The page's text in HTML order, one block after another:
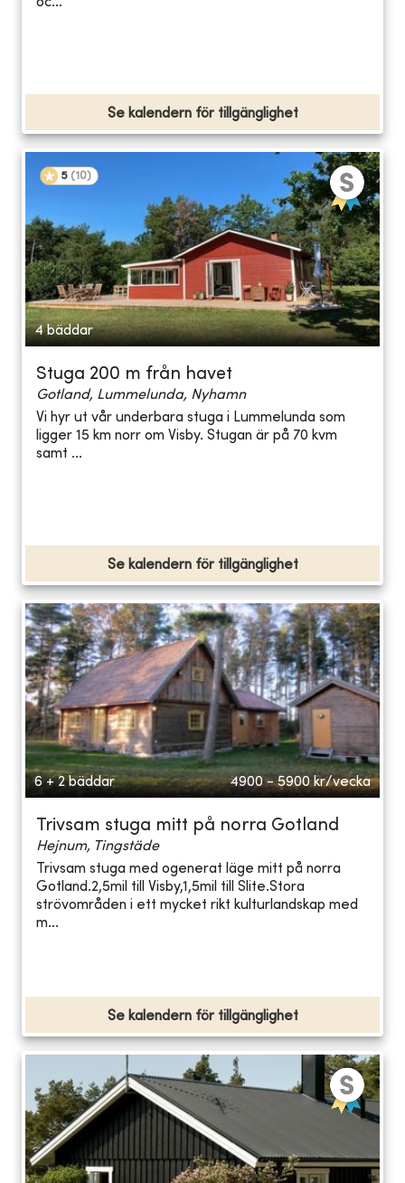
oc...
Se kalendern för tillgänglighet
5 (10)
4 bäddar
Stuga 200 m från havet
Gotland, Lummelunda, Nyhamn
Vi hyr ut vår underbara stuga i Lummelunda som
ligger 15 km norr om Visby. Stugan är på 70 kvm
samt ...
Se kalendern för tillgänglighet
6 + 2 bäddar 4900 - 5900 kr/vecka
Trivsam stuga mitt på norra Gotland
Hejnum, Tingstäde
Trivsam stuga med ogenerat läge mitt på norra
Gotland.2,5mil till Visby,1,5mil till Slite.Stora
strövområden i ett mycket rikt kulturlandskap med
m...
Se kalendern för tillgänglighet